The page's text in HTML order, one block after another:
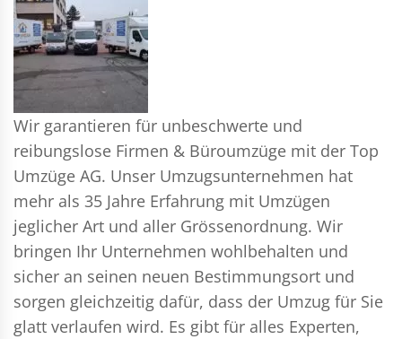
Wir garantieren für unbeschwerte und
reibungslose Firmen & Büroumzüge mit der Top
Umzüge AG. Unser Umzugsunternehmen hat
mehr als 35 Jahre Erfahrung mit Umzügen
jeglicher Art und aller Grössenordnung. Wir
bringen Ihr Unternehmen wohlbehalten und
sicher an seinen neuen Bestimmungsort und
sorgen gleichzeitig dafür, dass der Umzug für Sie
glatt verlaufen wird. Es gibt für alles Experten,